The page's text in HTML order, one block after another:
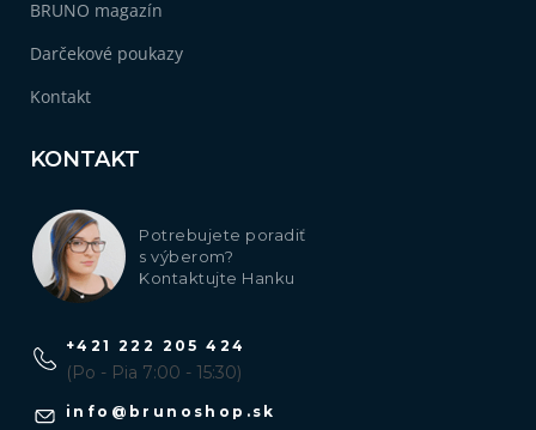
BRUNO magazín
Darčekové poukazy
Kontakt
KONTAKT
Potrebujete poradiť
s výberom?
Kontaktujte Hanku
info @ brunoshop.sk
+421 222 205 424
(Po - Pia 7:00 - 15:30)